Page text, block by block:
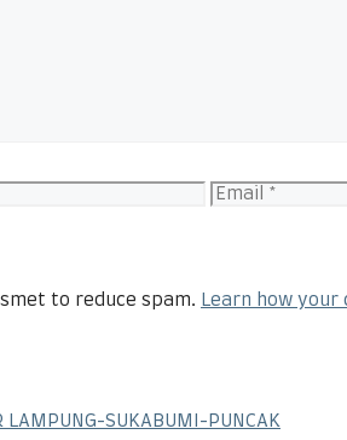
to reduce spam. Learn how your
LAMPUNG-SUKABUMI-PUNCAK